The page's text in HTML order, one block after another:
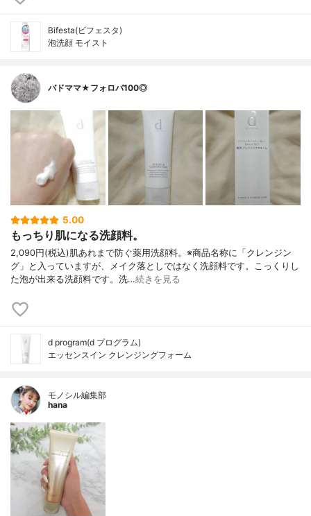
Bifesta(ビフェスタ)
泡洗顔 モイスト
バドママ★フォロバ100◎
5.00
もっちり肌になる洗顔料。
2,090円(税込)肌あれまで防ぐ薬用洗顔料。※商品名称に「クレンジン
グ」と入っていますが、メイク落としではなく洗顔料です。こっくりし
た泡が出来る洗顔料です。洗…続きを見る
d program(d プログラム)
エッセンスイン クレンジングフォーム
モノシル編集部
hana